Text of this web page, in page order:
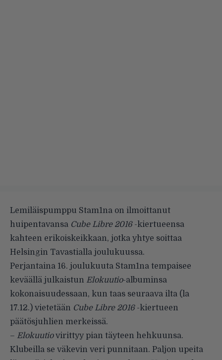
Lemiläispumppu Stam1na on ilmoittanut
huipentavansa Cube Libre 2016-kiertueensa
kahteen erikoiskeikkaan, jotka yhtye soittaa
Helsingin Tavastialla joulukuussa.
Perjantaina 16. joulukuuta Stam1na tempaisee
keväällä julkaistun Elokuutio-albuminsa
kokonaisuudessaan, kun taas seuraava ilta (la
17.12.) vietetään Cube Libre 2016-kiertueen
päätösjuhlien merkeissä.
– Elokuutiovirittyy pian täyteen hehkuunsa.
Klubeilla se väkevin veri punnitaan. Paljon upeita